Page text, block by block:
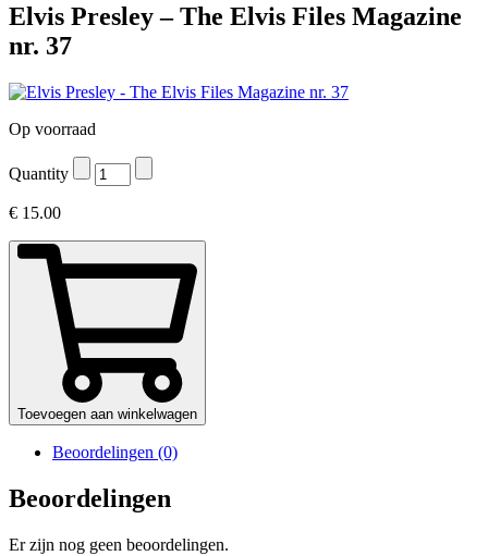
Elvis Presley – The Elvis Files Magazine
nr. 37
Op voorraad
Quantity
€ 15.00
Toevoegen aan winkelwagen
Beoordelingen (0)
Beoordelingen
Er zijn nog geen beoordelingen.